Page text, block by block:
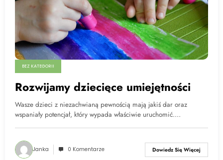
BEZ KATEGORII
Rozwijamy dziecięce umiejętności
Wasze dzieci z niezachwianą pewnością mają jakiś dar oraz
wspaniały potencjał, który wypada właściwie uruchomić.…
Janka 0 Komentarze Dowiedz Się Więcej